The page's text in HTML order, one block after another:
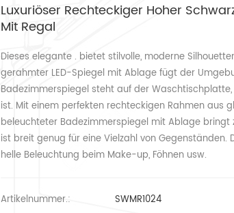
Luxuriöser Rechteckiger Hoher
Mit Regal
Dieses elegante . bietet stilvolle, moderne
gerahmter LED-Spiegel mit Ablage fügt der
Badezimmerspiegel steht auf der
ist. Mit einem perfekten rechteckigen Rahmen
beleuchteter Badezimmerspiegel mit Ablage bringt
ist breit genug für eine Vielzahl von
helle Beleuchtung beim Make-up, Föhnen usw.
Artikelnummer.:
SWMR1024